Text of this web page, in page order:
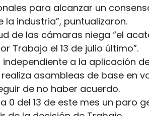
para alcanzar un
industria”, puntualizaron.
de las cámaras niega “el
Trabajo el 13 de julio último”.
a la aplicación de
asambleas de base en
de no haber acuerdo.
0 del 13 de este mes un paro